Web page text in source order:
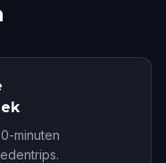
minuten